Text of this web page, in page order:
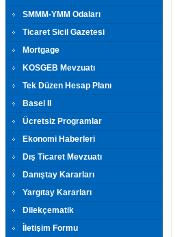
SMMM-YMM Odaları
Ticaret Sicil Gazetesi
Mortgage
KOSGEB Mevzuatı
Tek Düzen Hesap Planı
Basel II
Ücretsiz Programlar
Ekonomi Haberleri
Dış Ticaret Mevzuatı
Danıştay Kararları
Yargıtay Kararları
Dilekçematik
İletişim Formu